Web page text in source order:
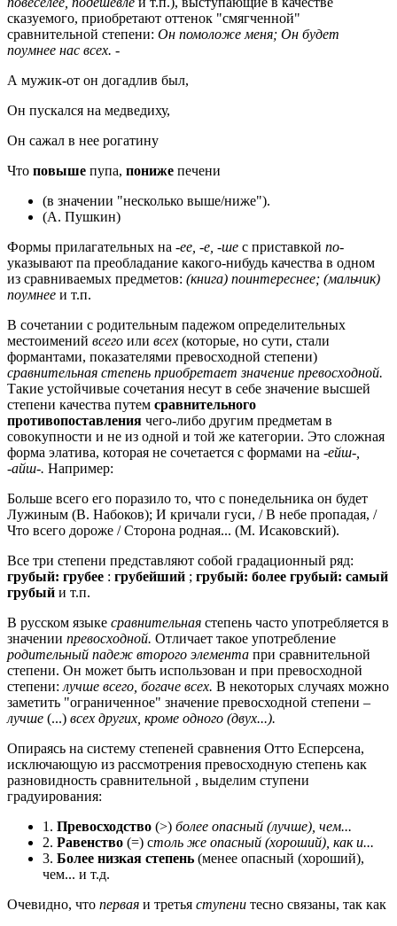
сказуемого, приобретают оттенок "смягченной"
сравнительной степени: Он помоложе меня; Он будет
поумнее нас всех. -
А мужик-от он догадлив был,
Он пускался на медведиху,
Он сажал в нее рогатину
Что повыше пупа, пониже печени
(в значении "несколько выше/ниже").
(А. Пушкин)
Формы прилагательных на -ее, -е, -ше с приставкой по-
указывают па преобладание какого-нибудь качества в одном
из сравниваемых предметов: (книга) поинтереснее; (мальчик)
поумнее и т.п.
В сочетании с родительным падежом определительных
местоимений всего или всех (которые, но сути, стали
формантами, показателями превосходной степени)
сравнительная степень приобретает значение превосходной.
Такие устойчивые сочетания несут в себе значение высшей
степени качества путем сравнительного
противопоставления чего-либо другим предметам в
совокупности и не из одной и той же категории. Это сложная
форма элатива, которая не сочетается с формами на -ейш-,
-айш-. Например:
Больше всего его поразило то, что с понедельника он будет
Лужиным (В. Набоков); И кричали гуси, / В небе пропадая, /
Что всего дороже / Сторона родная... (М. Исаковский).
Все три степени представляют собой градационный ряд:
грубый: грубее : грубейший ; грубый: более грубый: самый
грубый и т.п.
В русском языке сравнительная степень часто употребляется в
значении превосходной. Отличает такое употребление
родительный падеж второго элемента при сравнительной
степени. Он может быть использован и при превосходной
степени: лучше всего, богаче всех. В некоторых случаях можно
заметить "ограниченное" значение превосходной степени –
лучше (...) всех других, кроме одного (двух...).
Опираясь на систему степеней сравнения Отто Есперсена,
исключающую из рассмотрения превосходную степень как
разновидность сравнительной , выделим ступени
градуирования:
1. Превосходство (>) более опасный (лучше), чем...
2. Равенство (=) столь же опасный (хороший), как и...
3. Более низкая степень (менее опасный (хороший),
чем... и т.д.
Очевидно, что первая и третья ступени тесно связаны, так как